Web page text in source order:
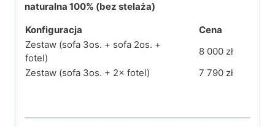
naturalna 100% (bez stelaża)
Konfiguracja
Cena
Zestaw (sofa 3os. + sofa 2os. +
fotel)
8 000 zł
Zestaw (sofa 3os. + 2× fotel)
7 790 zł